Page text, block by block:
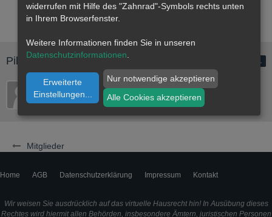
Mitglieder
Pille folgt
Home AGB Datenschutzerklärung Impressum Kontakt
Wir weisen Sie ausdrücklich auf das virtuelle Hausrecht hin! In Ausübung dieses
Rechtes wird hiermit allen Behörden, insbesondere Ämtern, juristischen Personen
widerrufen mit Hilfe des "Zahnrad"-Symbols rechts unten
in Ihrem Browserfenster.
Weitere Informationen finden Sie in unseren
Datenschutzinformationen
Erweiterte
Einstellungen
Nur notwendige akzeptieren
Alle Cookies akzeptieren